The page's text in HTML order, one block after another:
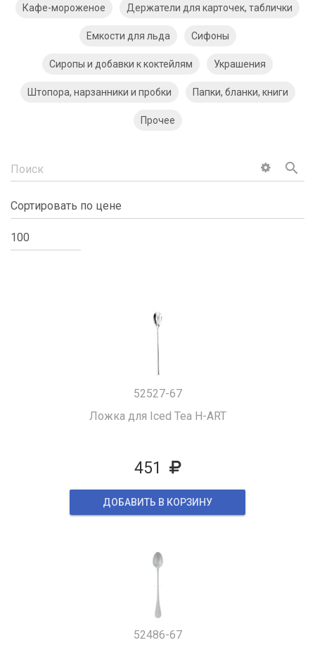
Кафе-мороженое Держатели для карточек, таблички
Емкости для льда Сифоны
Сиропы и добавки к коктейлям Украшения
Штопора, нарзанники и пробки Папки, бланки, книги
Прочее
search
52527-67
Ложка для Iced Tea H-ART
451
ДОБАВИТЬ В КОРЗИНУ
52486-67